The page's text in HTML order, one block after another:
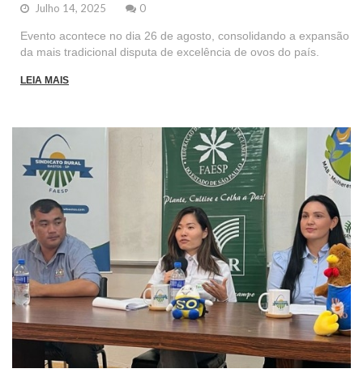
Julho 14, 2025 0
Evento acontece no dia 26 de agosto, consolidando a expansão
da mais tradicional disputa de excelência de ovos do país.
LEIA MAIS